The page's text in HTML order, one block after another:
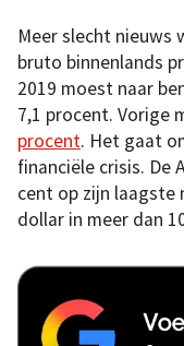
Meer slecht nieuws
bruto binnenlands
2019 moest naar
7,1 procent. Vorige
procent. Het gaat
financiële crisis. De
cent op zijn laagste
dollar in meer dan